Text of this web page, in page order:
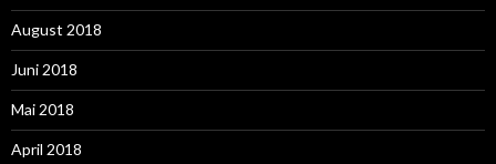
August 2018
Juni 2018
Mai 2018
April 2018